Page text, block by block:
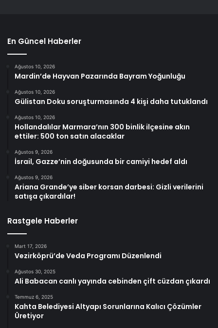
En Güncel Haberler
Ağustos 10, 2026
Mardin’de Hayvan Pazarında Bayram Yoğunluğu
Ağustos 10, 2026
Gülistan Doku soruşturmasında 4 kişi daha tutuklandı
Ağustos 10, 2026
Hollandalılar Marmara’nın 300 binlik ilçesine akın
ettiler: 500 ton satın alacaklar
Ağustos 9, 2026
İsrail, Gazze’nin doğusunda bir camiyi hedef aldı
Ağustos 9, 2026
Ariana Grande’ye siber korsan darbesi: Gizli verilerini
satışa çıkardılar!
Rastgele Haberler
Mart 17, 2026
Vezirköprü’de Veda Programı Düzenlendi
Ağustos 30, 2025
Ali Babacan canlı yayında cebinden çift cüzdan çıkardı
Temmuz 6, 2025
Kahta Belediyesi Altyapı Sorunlarına Kalıcı Çözümler
Üretiyor